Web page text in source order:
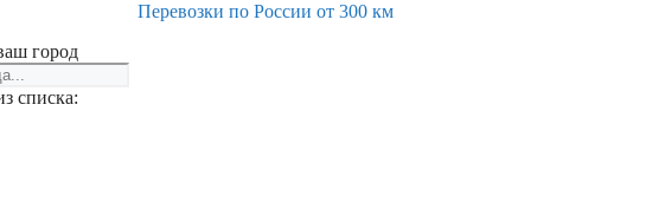
Перевозки по России от 300 км
город
списка: